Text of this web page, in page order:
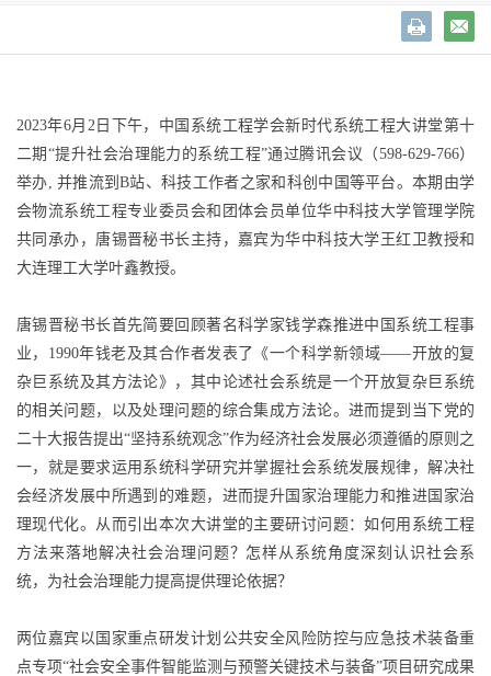
2023年6月2日下午，中国系统工程学会新时代系统工程大讲堂第十
二期“提升社会治理能力的系统工程”通过腾讯会议（598-629-766）
举办, 并推流到B站、科技工作者之家和科创中国等平台。本期由学
会物流系统工程专业委员会和团体会员单位华中科技大学管理学院
共同承办，唐锡晋秘书长主持，嘉宾为华中科技大学王红卫教授和
大连理工大学叶鑫教授。
唐锡晋秘书长首先简要回顾著名科学家钱学森推进中国系统工程事
业，1990年钱老及其合作者发表了《一个科学新领域——开放的复
杂巨系统及其方法论》，其中论述社会系统是一个开放复杂巨系统
的相关问题，以及处理问题的综合集成方法论。进而提到当下党的
二十大报告提出“坚持系统观念”作为经济社会发展必须遵循的原则之
一，就是要求运用系统科学研究并掌握社会系统发展规律，解决社
会经济发展中所遇到的难题，进而提升国家治理能力和推进国家治
理现代化。从而引出本次大讲堂的主要研讨问题：如何用系统工程
方法来落地解决社会治理问题？怎样从系统角度深刻认识社会系
统，为社会治理能力提高提供理论依据？
两位嘉宾以国家重点研发计划公共安全风险防控与应急技术装备重
点专项“社会安全事件智能监测与预警关键技术与装备”项目研究成果